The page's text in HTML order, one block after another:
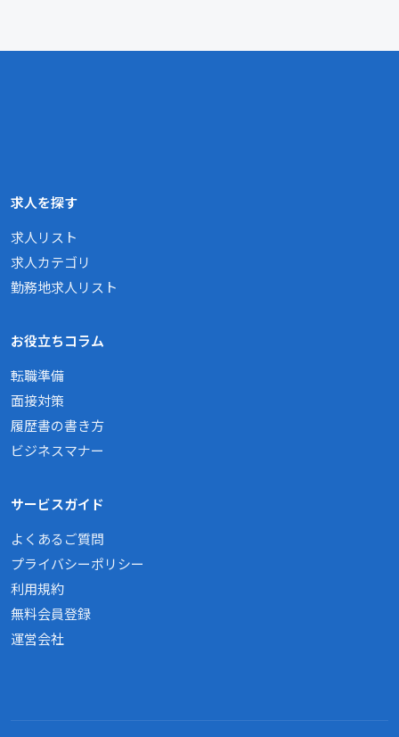
求人を探す
求人リスト
求人カテゴリ
勤務地求人リスト
お役立ちコラム
転職準備
面接対策
履歴書の書き方
ビジネスマナー
サービスガイド
よくあるご質問
プライバシーポリシー
利用規約
無料会員登録
運営会社